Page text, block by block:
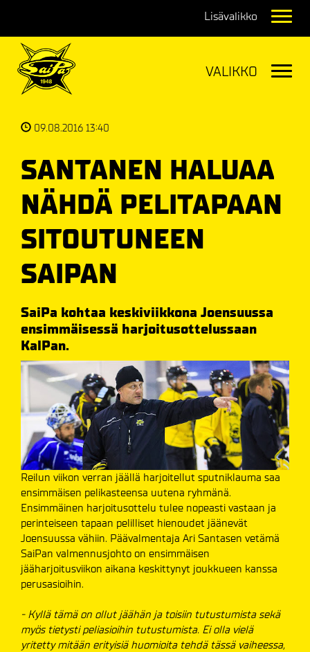
09.08.2016 13:40
SANTANEN HALUAA
NÄHDÄ PELITAPAAN
SITOUTUNEEN
SAIPAN
SaiPa kohtaa keskiviikkona Joensuussa
ensimmäisessä harjoitusottelussaan
KalPan.
Reilun viikon verran jäällä harjoitellut sputniklauma saa
ensimmäisen pelikasteensa uutena ryhmänä.
Ensimmäinen harjoitusottelu tulee nopeasti vastaan ja
perinteiseen tapaan pelilliset hienoudet jäänevät
Joensuussa vähiin. Päävalmentaja Ari Santasen vetämä
SaiPan valmennusjohto on ensimmäisen
jääharjoitusviikon aikana keskittynyt joukkueen kanssa
perusasioihin.
- Kyllä tämä on ollut jäähän ja toisiin tutustumista sekä
myös tietysti peliasioihin tutustumista. Ei olla vielä
yritetty mitään erityisiä huomioita tehdä tässä vaiheessa,